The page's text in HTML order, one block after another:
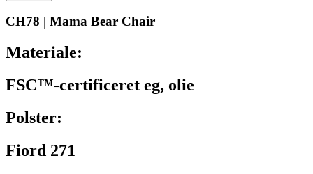
CH78 | Mama Bear Chair
Materiale:
FSC™-certificeret eg, olie
Polster:
Fiord 271